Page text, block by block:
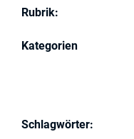
Rubrik:
Kategorien
Schlagwörter: